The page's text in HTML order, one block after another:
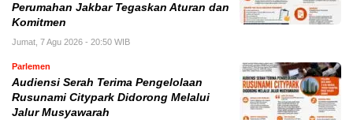
Perumahan Jakbar Tegaskan Aturan dan
Komitmen
Jumat, 7 Agu 2026 - 20:50 WIB
Parlemen
Audiensi Serah Terima Pengelolaan
Rusunami Citypark Didorong Melalui
Jalur Musyawarah